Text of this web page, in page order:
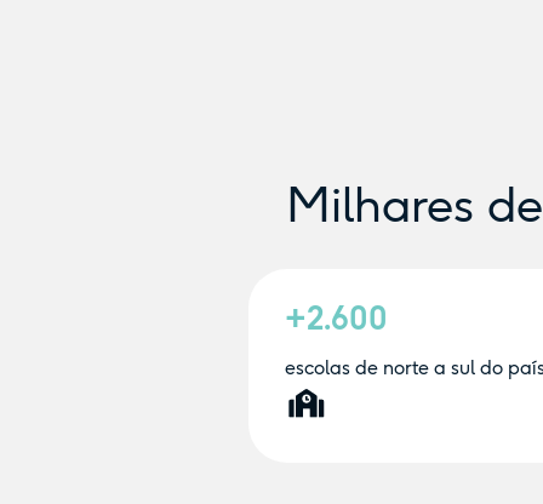
Milhares
+2.600
escolas de norte a sul do